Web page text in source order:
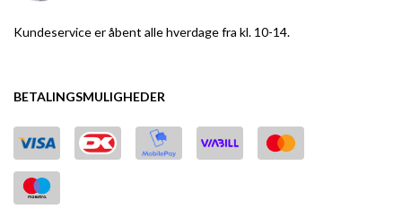
Kundeservice er åbent alle hverdage fra kl. 10-14.
BETALINGSMULIGHEDER